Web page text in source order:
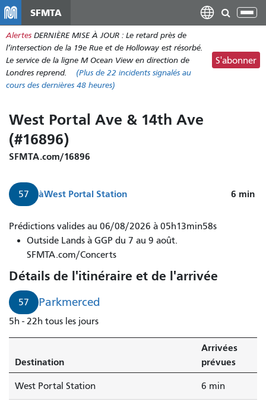
contenu
principal
SFMTA
Alertes DERNIÈRE MISE À JOUR : Le retard près de
l’intersection de la 19e Rue et de Holloway est résorbé.
Le service de la ligne M Ocean View en direction de
Londres reprend.
(Plus de 22 incidents signalés au
cours des dernières 48 heures)
S'abonner
West Portal Ave & 14th Ave
(#16896)
SFMTA.com/16896
57 àWest Portal Station 6 min
Prédictions valides au 06/08/2026 à 05h13min58s
Outside Lands à GGP du 7 au 9 août.
SFMTA.com/Concerts
Détails de l'itinéraire et de l'arrivée
57 Parkmerced
5h - 22h tous les jours
Destination
Arrivées
prévues
West Portal Station 6 min